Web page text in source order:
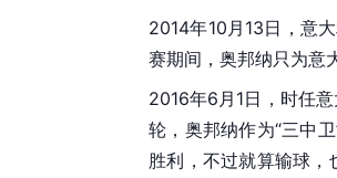
2014年10月13日， 意
赛期间，奥邦纳只为意
2016年6月1日，时任
轮，奥邦纳作为“三中
胜利，不过就算输球，